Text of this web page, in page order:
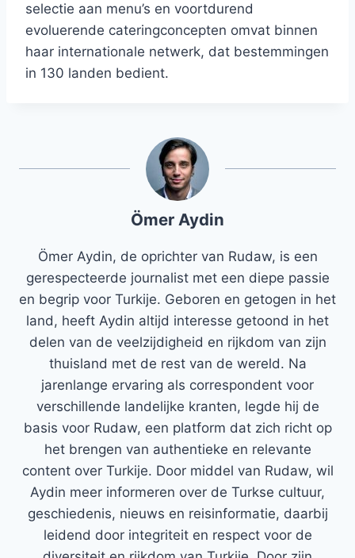
selectie aan menu’s en voortdurend
evoluerende cateringconcepten omvat binnen
haar internationale netwerk, dat bestemmingen
in 130 landen bedient.
Ömer Aydin
Ömer Aydin, de oprichter van Rudaw, is een
gerespecteerde journalist met een diepe passie
en begrip voor Turkije. Geboren en getogen in het
land, heeft Aydin altijd interesse getoond in het
delen van de veelzijdigheid en rijkdom van zijn
thuisland met de rest van de wereld. Na
jarenlange ervaring als correspondent voor
verschillende landelijke kranten, legde hij de
basis voor Rudaw, een platform dat zich richt op
het brengen van authentieke en relevante
content over Turkije. Door middel van Rudaw, wil
Aydin meer informeren over de Turkse cultuur,
geschiedenis, nieuws en reisinformatie, daarbij
leidend door integriteit en respect voor de